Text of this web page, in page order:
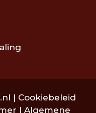
| Cookiebeleid
| Algemene